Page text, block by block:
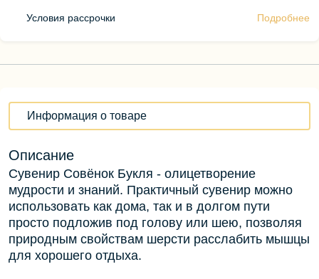
Условия рассрочки Подробнее
Информация о товаре
Описание
Сувенир Совёнок Букля - олицетворение
мудрости и знаний. Практичный сувенир можно
использовать как дома, так и в долгом пути
просто подложив под голову или шею, позволяя
природным свойствам шерсти расслабить мышцы
для хорошего отдыха.